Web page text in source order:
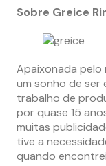
Sobre Greice
Apaixonada pelo
um sonho de ser
trabalho de
por quase 15
muitas
tive a
quando